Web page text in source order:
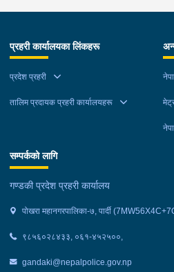
खटिएको प्रहरी टोलीले नियन्त्रणमा
प्रहरी कार्यालयका लिंकहरू
प्रदेश प्रहरी
तालिम प्रदायक प्रहरी कार्यालयहरू
सम्पर्कको लागि
गण्डकी प्रदेश प्रहरी कार्यालय
पोखरा महानगरपालिका-७, पार्दी
९८५६०२८४३३, ०६१-४५२५००,
gandaki@nepalpolice.gov.np